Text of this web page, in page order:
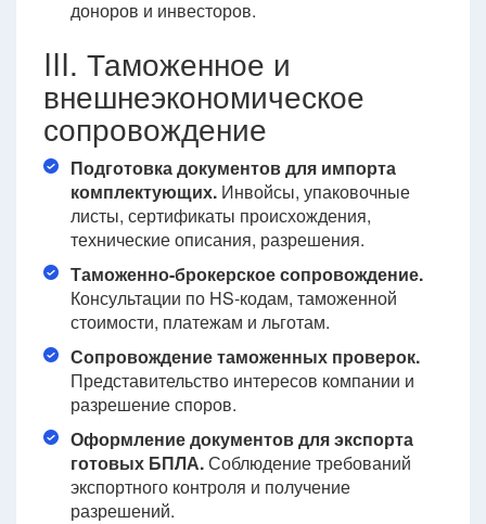
доноров и инвесторов.
III. Таможенное и
внешнеэкономическое
сопровождение
Подготовка документов для импорта
комплектующих. Инвойсы, упаковочные
листы, сертификаты происхождения,
технические описания, разрешения.
Таможенно-брокерское сопровождение.
Консультации по HS-кодам, таможенной
стоимости, платежам и льготам.
Сопровождение таможенных проверок.
Представительство интересов компании и
разрешение споров.
Оформление документов для экспорта
готовых БПЛА.Соблюдение требований
экспортного контроля и получение
разрешений.